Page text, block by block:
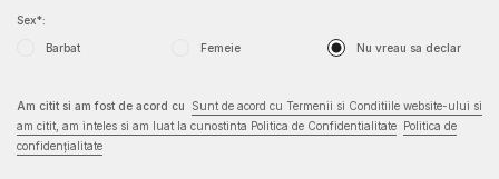
Sex*:
Barbat Femeie Nu vreau sa declar
Am citit si am fost de acord cu
Sunt de acord cu Termenii si Conditiile website-ului si
am citit, am inteles si am luat la cunostinta Politica de Confidentialitate Politica de
confidențialitate